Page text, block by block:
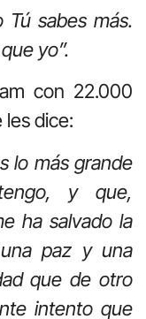
Tú sabes más.
yo”.
con 22.000
dice:
lo más grande
y que,
ha salvado la
paz y una
que de otro
intento que